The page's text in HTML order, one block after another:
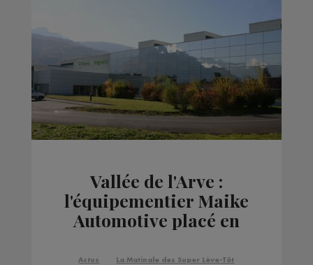
Vallée de l'Arve :
l'équipementier Maike
Automotive placé en
judiciaire
Actus La Matinale des Super Lève-Tôt